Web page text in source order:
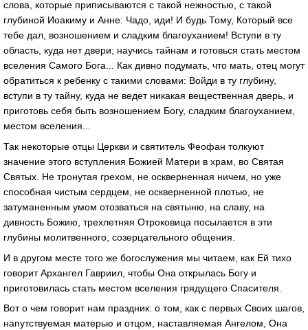
слова, которые приписываются с такой нежностью, с такой
глубиной Иоакиму и Анне: Чадо, иди! И будь Тому, Который все
тебе дал, возношением и сладким благоуханием! Вступи в ту
область, куда нет двери; научись тайнам и готовься стать местом
вселения Самого Бога... Как дивно подумать, что мать, отец могут
обратиться к ребенку с такими словами: Войди в ту глубину,
вступи в ту тайну, куда не ведет никакая вещественная дверь, и
приготовь себя быть возношением Богу, сладким благоуханием,
местом вселения...
Так некоторые отцы Церкви и святитель Феофан толкуют
значение этого вступления Божией Матери в храм, во Святая
Святых. Не тронутая грехом, не оскверненная ничем, но уже
способная чистым сердцем, не оскверненной плотью, не
затуманенным умом отозваться на святыню, на славу, на
дивность Божию, трехлетняя Отроковица посылается в эти
глубины молитвенного, созерцательного общения.
И в другом месте того же богослужения мы читаем, как Ей тихо
говорит Архангел Гавриил, чтобы Она открылась Богу и
приготовилась стать местом вселения грядущего Спасителя.
Вот о чем говорит нам праздник: о том, как с первых Своих шагов,
напутствуемая матерью и отцом, наставляемая Ангелом, Она